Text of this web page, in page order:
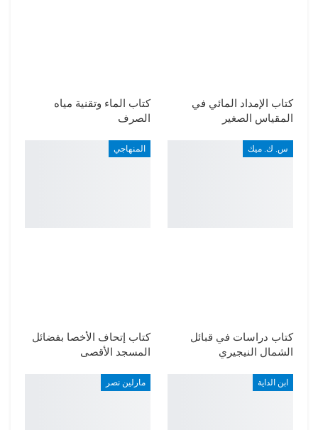
كتاب الإمداد المائي في
المقياس الصغير
كتاب الماء وتقنية مياه
الصرف
س. ك. ميك
كتاب دراسات في قبائل
الشمال النيجيري
المنهاجي
كتاب إتحاف الأخصا بفضائل
المسجد الأقصى
ابن الداية مارلين نصر